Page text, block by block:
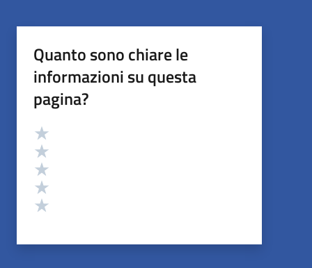
Quanto sono chiare le
informazioni su questa
pagina?
Valutazione